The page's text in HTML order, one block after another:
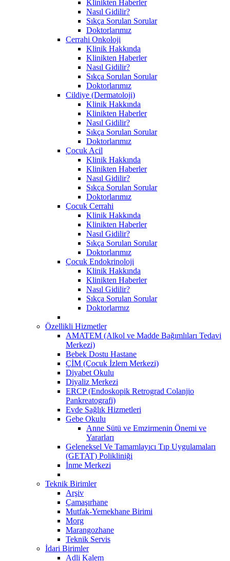
Klinikten Haberler
Nasıl Gidilir?
Sıkça Sorulan Sorular
Doktorlarımız
Cerrahi Onkoloji
Klinik Hakkında
Klinikten Haberler
Nasıl Gidilir?
Sıkça Sorulan Sorular
Doktorlarımız
Cildiye (Dermatoloji)
Klinik Hakkında
Klinikten Haberler
Nasıl Gidilir?
Sıkça Sorulan Sorular
Doktorlarımız
Çocuk Acil
Klinik Hakkında
Klinikten Haberler
Nasıl Gidilir?
Sıkça Sorulan Sorular
Doktorlarımız
Çocuk Cerrahi
Klinik Hakkında
Klinikten Haberler
Nasıl Gidilir?
Sıkça Sorulan Sorular
Doktorlarımız
Çocuk Endokrinoloji
Klinik Hakkında
Klinikten Haberler
Nasıl Gidilir?
Sıkça Sorulan Sorular
Doktorlarmız
Özellikli Hizmetler
AMATEM (Alkol ve Madde Bağımlıları Tedavi
Merkezi)
Bebek Dostu Hastane
ÇİM (Çocuk İzlem Merkezi)
Diyabet Okulu
Diyaliz Merkezi
ERCP (Endoskopik Retrograd Colanjio
Pankreatografi)
Evde Sağlık Hizmetleri
Gebe Okulu
Anne Sütü ve Emzirmenin Önemi ve
Yararları
Geleneksel Ve Tamamlayıcı Tıp Uygulamaları
(GETAT) Polikliniği
İnme Merkezi
Teknik Birimler
Arşiv
Çamaşırhane
Mutfak-Yemekhane Birimi
Morg
Marangozhane
Teknik Servis
İdari Birimler
Adli Kalem